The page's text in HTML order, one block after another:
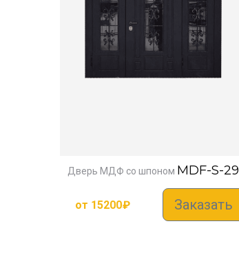
Дверь МДФ со шпоном MDF-S-29
от 15200₽ Заказать